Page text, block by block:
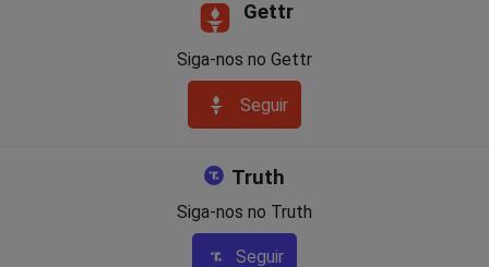
Gettr
Siga-nos no Gettr
Seguir
Truth
Siga-nos no Truth
Seguir